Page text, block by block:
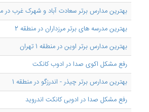
بهترین مدارس برتر سعادت آباد و شهرک غرب در
بهترین مدرسه های برتر مرزداران در منطقه 2
بهترین مدارس برتر اوین در منطقه 1 تهران
رفع مشکل اکوی صدا در ادوب کانکت
بهترین مدارس برتر چیذر - اندرزگو در منطقه 1
رفع مشکل صدا در ادوبی کانکت اندروید